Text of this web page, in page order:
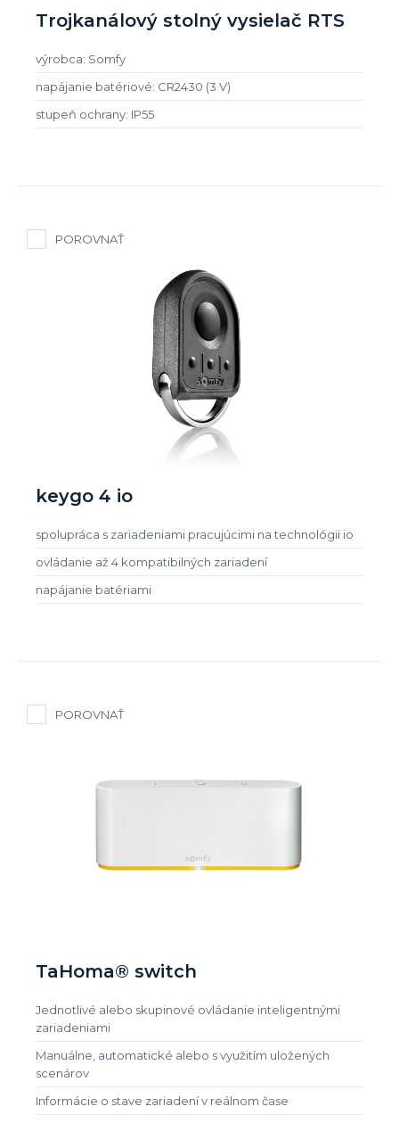
Trojkanálový stolný vysielač RTS
výrobca: Somfy
napájanie batériové: CR2430 (3 V)
stupeň ochrany: IP55
POROVNAŤ
keygo 4 io
spolupráca s zariadeniami pracujúcimi na technológii io
ovládanie až 4 kompatibilných zariadení
napájanie batériami
POROVNAŤ
TaHoma® switch
Jednotlivé alebo skupinové ovládanie inteligentnými
zariadeniami
Manuálne, automatické alebo s využitím uložených
scenárov
Informácie o stave zariadení v reálnom čase